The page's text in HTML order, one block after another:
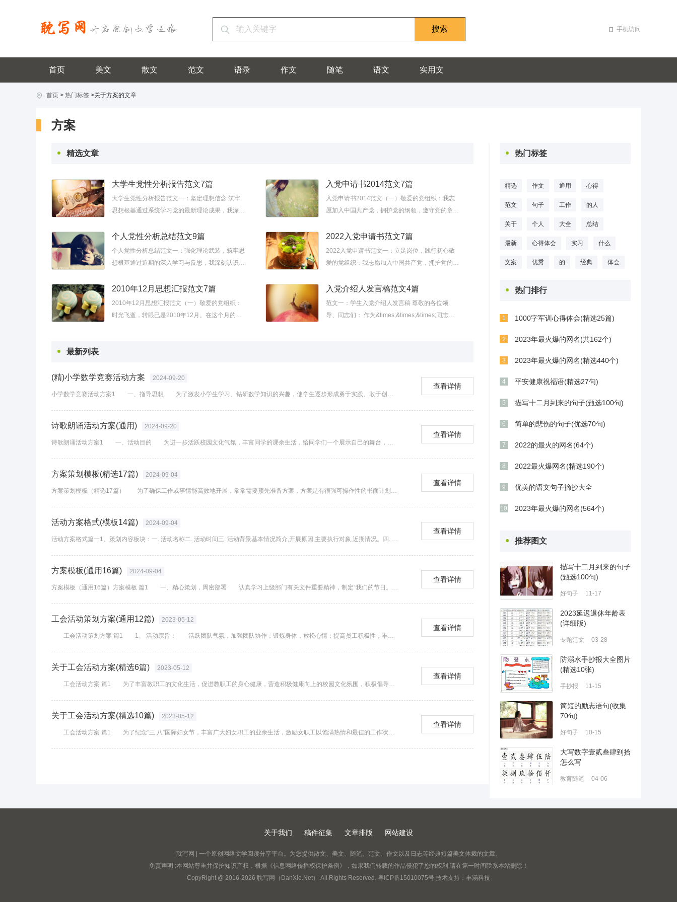
手机访问
首页 美文 散文 范文 语录 作文 随笔 语文 实用文
首页 > 热门标签 >关于方案的文章
方案
精选文章
大学生党性分析报告范文7篇
大学生党性分析报告范文一：坚定理想信念 筑牢
思想根基通过系统学习党的最新理论成果，我深刻
代中国特色社会主义思想的整体性把...
入党申请书2014范文7篇
入党申请书2014范文（一）敬爱的党组织：我志
愿加入中国共产党，拥护党的纲领，遵守党的章
律，保守党的秘密，对党忠诚，积极工作，为共产
主义奋斗终身，随...
个人党性分析总结范文9篇
个人党性分析总结范文一：强化理论武装，筑牢思
想根基通过近期的深入学习与反思，我深刻认识到
照检查中，发现自己对党的创新理论体系...
2022入党申请书范文7篇
2022入党申请书范文一：立足岗位，践行初心敬
爱的党组织：我志愿加入中国共产党，拥护党的纲
定，严守党的纪律，保守党的秘密，对党忠诚，积
极工作，为共...
2010年12月思想汇报范文7篇
2010年12月思想汇报范文（一）敬爱的党组织：
时光飞逝，转眼已是2010年12月。在这个月的学
入党介绍人发言稿范文4篇
范文一：学生入党介绍人发言稿 尊敬的各位领
导、同志们： 作为&times;&times;&times;同志的
最新列表
(精)小学数学竞赛活动方案 2024-09-20
小学数学竞赛活动方案1 一、指导思想 为了激发小学生学习、钻研数学知识的兴趣，使学生逐步形成勇于实践、敢于创新的思维和良好品质，拓展学生的知识面，提高学生的数学素...
查看详情
诗歌朗诵活动方案(通用) 2024-09-20
诗歌朗诵活动方案1 一、活动目的 为进一步活跃校园文化气氛，丰富同学的课余生活，给同学们一个展示自己的舞台，营造良好的学习氛围，陶冶同学们高尚的的`情操，锻炼同学们的口...
查看详情
方案策划模板(精选17篇) 2024-09-04
方案策划模板（精选17篇） 为了确保工作或事情能高效地开展，常常需要预先准备方案，方案是有很强可操作性的书面计划。那么制定方案需要注意哪些问题呢？下面是小编帮大家整理的方...
查看详情
活动方案格式(模板14篇) 2024-09-04
活动方案格式篇一1、策划内容板块：一. 活动名称二. 活动时间三. 活动背景基本情况简介,开展原因,主要执行对象,近期情况。四. 活动可行性分析应说明环境特征,主要考虑环境内...
查看详情
方案模板(通用16篇) 2024-09-04
方案模板（通用16篇）方案模板 篇1 一、精心策划，周密部署 认真学习上级部门有关文件重要精神，制定“我们的节日。清明”活动方案，明确活动内容，专门召开“我...
查看详情
工会活动策划方案(通用12篇) 2023-05-12
工会活动策划方案 篇1 1、 活动宗旨： 活跃团队气氛，加强团队协作；锻炼身体，放松心情；提高员工积极性，丰富企业文化。 2、 活动主体: 全体员工 3、 活动时间： ...
查看详情
关于工会活动方案(精选6篇) 2023-05-12
工会活动方案 篇1 为了丰富教职工的文化生活，促进教职工的身心健康，营造积极健康向上的校园文化氛围，积极倡导教师“每天锻炼半小时，健康工作一辈子”的思想理...
查看详情
关于工会活动方案(精选10篇) 2023-05-12
工会活动方案 篇1 为了纪念“三.八”国际妇女节，丰富广大妇女职工的业余生活，激励女职工以饱满热情和最佳的工作状态在本职工作岗位上建功立业，结合我局的`实...
查看详情
热门标签
精选 作文 通用 心得
范文 句子 工作 的人
关于 个人 大全 总结
最新 心得体会 实习 什么
文案 优秀 的 经典 体会
热门排行
1 1000字军训心得体会(精选25篇)
2 2023年最火爆的网名(共162个)
3 2023年最火爆的网名(精选440个)
4 平安健康祝福语(精选27句)
5 描写十二月到来的句子(甄选100句)
6 简单的悲伤的句子(优选70句)
7 2022的最火的网名(64个)
8 2022最火爆网名(精选190个)
9 优美的语文句子摘抄大全
10 2023年最火爆的网名(564个)
推荐图文
描写十二月到来的句子
(甄选100句)
好句子 11-17
2023延迟退休年龄表
(详细版)
专题范文 03-28
防溺水手抄报大全图片
(精选10张)
手抄报 11-15
简短的励志语句(收集
70句)
好句子 10-15
大写数字壹贰叁肆到拾
怎么写
教育随笔 04-06
关于我们 稿件征集 文章排版 网站建设
耽写网 | 一个原创网络文学阅读分享平台。为您提供散文、美文、随笔、范文、作文以及日志等经典短篇美文体裁的文章。
免责声明 :本网站尊重并保护知识产权，根据《信息网络传播权保护条例》，如果我们转载的作品侵犯了您的权利,请在第一时间联系本站删除！
CopyRight @ 2016-2026 耽写网（DanXie.Net） All Rights Reserved. 粤ICP备15010075号 技术支持： 丰涵科技